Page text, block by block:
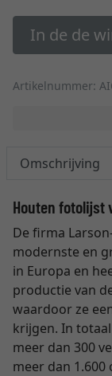
In de de
Artikelnummer:
Omschrijving
Houten fotolijst
De firma
modernste en
in Europa en
productie van
waardoor ze
krijgen. In
meer dan 300
meer dan